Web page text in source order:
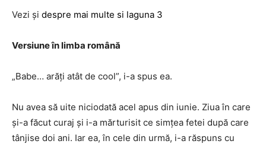
Vezi și despre mai multe si laguna 3
Versiune în limba română
„Babe… arăți atât de cool”, i-a spus ea.
Nu avea să uite niciodată acel apus din iunie. Ziua în care
și-a făcut curaj și i-a mărturisit ce simțea fetei după care
tânjise doi ani. Iar ea, în cele din urmă, i-a răspuns cu